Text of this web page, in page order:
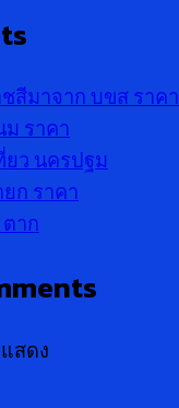
สีมาจาก บขส ราคา
ราคา
ยว นครปฐม
ก ราคา
าก
สดง